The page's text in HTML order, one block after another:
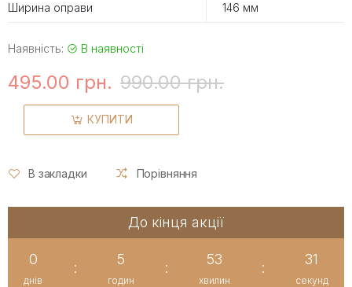
Ширина оправи 146 мм
Наявність: В наявності
495.00 грн. 990.00 грн.
КУПИТИ
В закладки Порівняння
До кінця акції
0
днів
:
5
годин
:
53
хвилин
:
30
секунд